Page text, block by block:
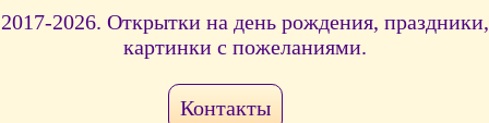
2017-2026. Открытки на день рождения, праздники,
картинки с пожеланиями.
Контакты